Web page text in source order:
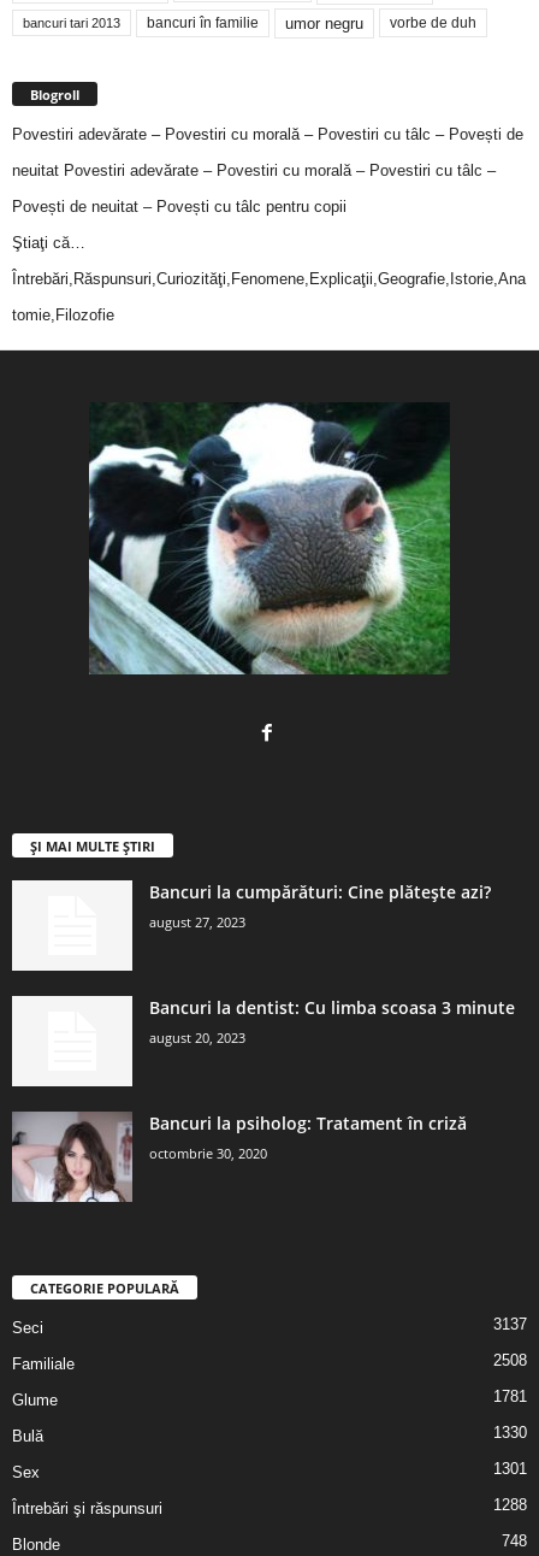
bancuri tari 2013 bancuri în familie umor negru vorbe de duh
Blogroll
Povestiri adevărate – Povestiri cu morală – Povestiri cu tâlc – Povești de
neuitat Povestiri adevărate – Povestiri cu morală – Povestiri cu tâlc –
Povești de neuitat – Povești cu tâlc pentru copii
Ştiaţi că…
Întrebări,Răspunsuri,Curiozităţi,Fenomene,Explicaţii,Geografie,Istorie,Ana
tomie,Filozofie
ȘI MAI MULTE ȘTIRI
Bancuri la cumpărături: Cine plătește azi?
august 27, 2023
Bancuri la dentist: Cu limba scoasa 3 minute
august 20, 2023
Bancuri la psiholog: Tratament în criză
octombrie 30, 2020
CATEGORIE POPULARĂ
Seci 3137
Familiale 2508
Glume 1781
Bulă 1330
Sex 1301
Întrebări şi răspunsuri 1288
Blonde 748